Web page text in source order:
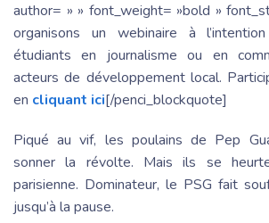
author= » » font_weight= »bold »
organisons un webinaire à
étudiants en journalisme ou en
acteurs de développement local.
en cliquant ici[/penci_blockquote]
Piqué au vif, les poulains de Pep
sonner la révolte. Mais ils se
parisienne. Dominateur, le PSG fait
jusqu’à la pause.